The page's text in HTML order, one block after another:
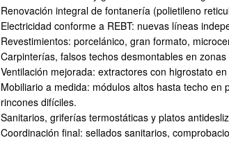
Renovación integral de fontanería (polietileno
Electricidad conforme a REBT: nuevas líneas
Revestimientos: porcelánico, gran formato,
Carpinterías, falsos techos desmontables en
Ventilación mejorada: extractores con higrostato
Mobiliario a medida: módulos altos hasta techo en
rincones difíciles.
Sanitarios, griferías termostáticas y platos
Coordinación final: sellados sanitarios,